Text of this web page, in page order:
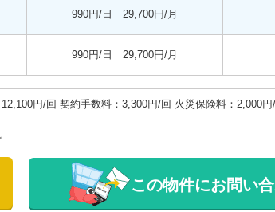
990円/日 29,700円/月
990円/日 29,700円/月
円/回 契約手数料：3,300円/回 火災保険料：2,000
この物件にお問い合